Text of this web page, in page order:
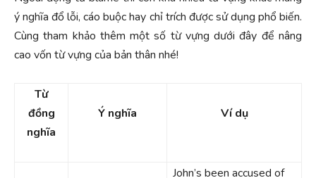
ý nghĩa đổ lỗi, cáo buộc hay chỉ trích được sử dụng phổ biến.
Cùng tham khảo thêm một số từ vựng dưới đây để nâng
cao vốn từ vựng của bản thân nhé!
Từ
đồng
nghĩa
Ý nghĩa Ví dụ
John’s been accused of